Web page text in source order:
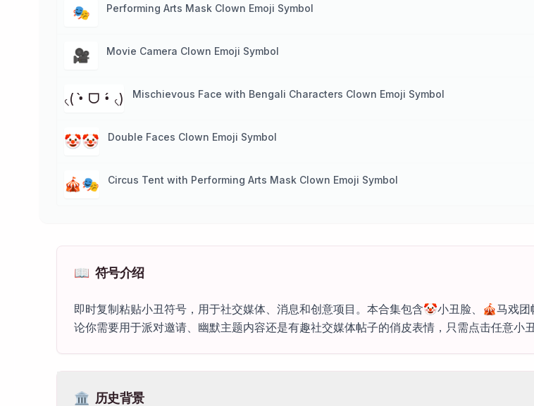
🎭 Performing Arts Mask Clown Emoji Symbol
🎥 Movie Camera Clown Emoji Symbol
৻( •̀ ᗜ •́ ৻) Mischievous Face with Bengali Characters Clown Emoji Symbol
🤡🤡 Double Faces Clown Emoji Symbol
🎪🎭 Circus Tent with Performing Arts Mask Clown Emoji Symbol
📖 符号介绍
即时复制粘贴小丑符号，用于社交媒体、消息和创意项目。本合集包含🤡小丑脸、🎪马戏
论你需要用于派对邀请、幽默主题内容还是有趣社交媒体帖子的俏皮表情，只需点击任意小
🏛️ 历史背景